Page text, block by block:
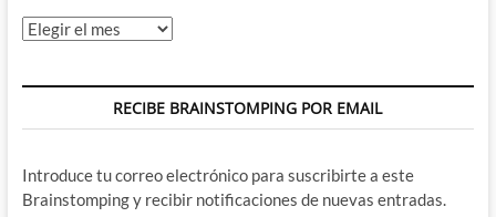
Archivos
RECIBE BRAINSTOMPING POR EMAIL
Introduce tu correo electrónico para suscribirte a este
Brainstomping y recibir notificaciones de nuevas entradas.